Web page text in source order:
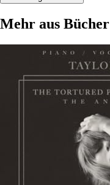
Mehr aus Bücher